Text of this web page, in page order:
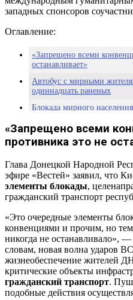
западных спонсоров
Оглавление:
«Запрещено всеми
останавливает»
Автобус с мирными
одиннадцать раненых
Блокада мирного
«Запрещено всеми
противника это не
Глава Донецкой Народной
эфире «Вестей» заявил, что
элементы блокады,
гражданский транспорт
«Это очередные элементы
конвенциями и прочим, но
никогда не останавливало»,
словам, новая волна ударов
жизнеобеспечение жителей
критические объекты
гражданский транспорт.
подобные действия